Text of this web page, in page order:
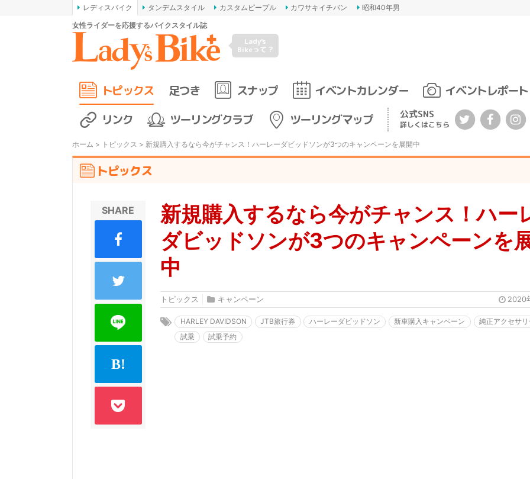
レディスバイク タンデムスタイル カスタムピープル カワサキイチバン
昭和40年男
女性ライダーを応援するバイクスタイル誌
Lady's
Bikeって？
トピックス 足つき スナップ イベントカレンダー
イベントレポート
リンク
ツーリングクラブ ツーリングマップ 公式SNS
詳しくはこちら
ホーム > トピックス > 新規購入するなら今がチャンス！ハーレーダビッドソンが3つのキャンペーンを展開中
トピックス
新規購入するなら今がチャンス！ハー
ダビッドソンが3つのキャンペーンを
中
トピックス キャンペーン 2020
HARLEY DAVIDSON JTB旅行券 ハーレーダビッドソン 新車購入キャンペーン
純正アクセサ
試乗
試乗予約
SHARE